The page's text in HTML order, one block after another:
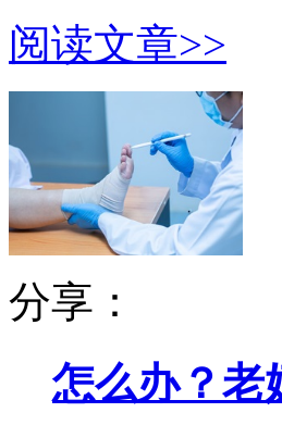
阅读文章>>
分享：
怎么办？老